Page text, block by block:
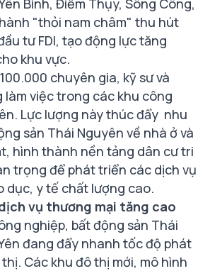
Bình, Điềm Thụy, Sông Công,
"thỏi nam châm" thu hút
tư FDI, tạo động lực tăng
khu vực.
chuyên gia, kỹ sư và
làm việc trong các khu công
Lực lượng này thúc đẩy nhu
sản Thái Nguyên về nhà ở và
hình thành nền tảng dân cư tri
trọng để phát triển các dịch vụ
dục, y tế chất lượng cao.
vụ thương mại tăng cao
nghiệp, bất động sản Thái
đang đẩy nhanh tốc độ phát
Các khu đô thị mới, mô hình